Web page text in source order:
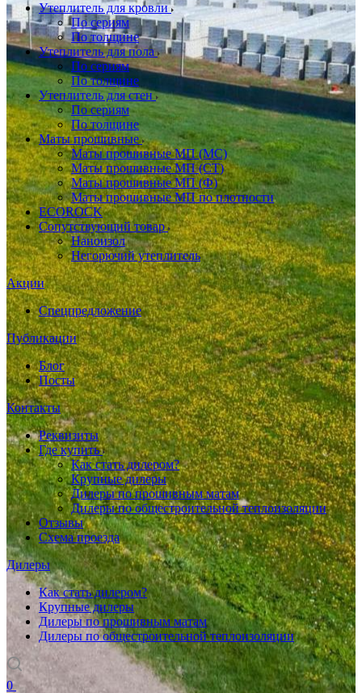
Утеплитель для кровли
По сериям
По толщине
Утеплитель для пола
По сериям
По толщине
Утеплитель для стен
По сериям
По толщине
Маты прошивные
Маты прошивные МП (МС)
Маты прошивные МП (СТ)
Маты прошивные МП (Ф)
Маты прошивные МП по плотности
ECOROCK
Сопутствующий товар
Наноизол
Негорючий утеплитель
Акции
Спецпредложение
Публикации
Блог
Посты
Контакты
Реквизиты
Где купить
Как стать дилером?
Крупные дилеры
Дилеры по прошивным матам
Дилеры по общестроительной теплоизоляции
Отзывы
Схема проезда
Дилеры
Как стать дилером?
Крупные дилеры
Дилеры по прошивным матам
Дилеры по общестроительной теплоизоляции
0